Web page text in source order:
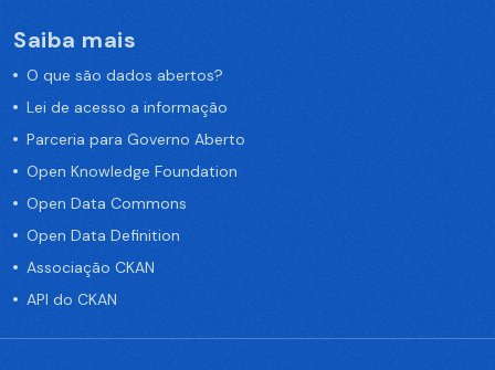
Saiba mais
O que são dados abertos?
Lei de acesso a informação
Parceria para Governo Aberto
Open Knowledge Foundation
Open Data Commons
Open Data Definition
Associação CKAN
API do CKAN